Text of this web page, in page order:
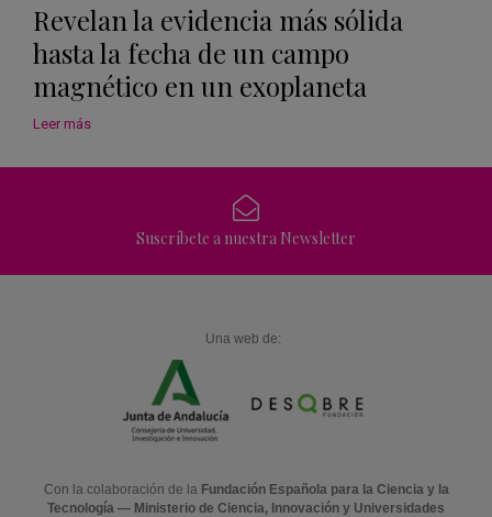
Revelan la evidencia más sólida
hasta la fecha de un campo
magnético en un exoplaneta
Leer más
Suscríbete a nuestra Newsletter
Una web de:
Con la colaboración de la Fundación Española para la Ciencia y la
Tecnología — Ministerio de Ciencia, Innovación y Universidades